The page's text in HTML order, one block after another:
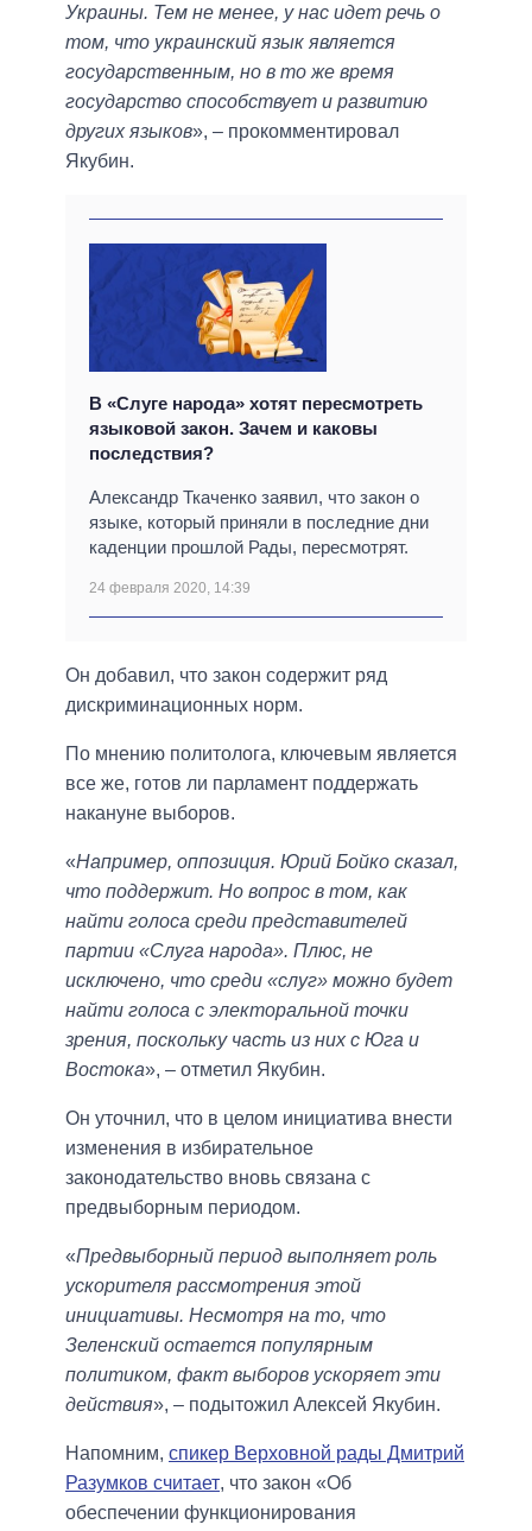
Украины. Тем не менее, у нас идет речь о
том, что украинский язык является
государственным, но в то же время
государство способствует и развитию
других языков», – прокомментировал
Якубин.
В «Слуге народа» хотят пересмотреть
языковой закон. Зачем и каковы
последствия?
Александр Ткаченко заявил, что закон о
языке, который приняли в последние дни
каденции прошлой Рады, пересмотрят.
24 февраля 2020, 14:39
Он добавил, что закон содержит ряд
дискриминационных норм.
По мнению политолога, ключевым является
все же, готов ли парламент поддержать
накануне выборов.
«Например, оппозиция. Юрий Бойко сказал,
что поддержит. Но вопрос в том, как
найти голоса среди представителей
партии «Слуга народа». Плюс, не
исключено, что среди «слуг» можно будет
найти голоса с электоральной точки
зрения, поскольку часть из них с Юга и
Востока», – отметил Якубин.
Он уточнил, что в целом инициатива внести
изменения в избирательное
законодательство вновь связана с
предвыборным периодом.
«Предвыборный период выполняет роль
ускорителя рассмотрения этой
инициативы. Несмотря на то, что
Зеленский остается популярным
политиком, факт выборов ускоряет эти
действия», – подытожил Алексей Якубин.
Напомним, спикер Верховной рады Дмитрий
Разумков считает, что закон «Об
обеспечении функционирования